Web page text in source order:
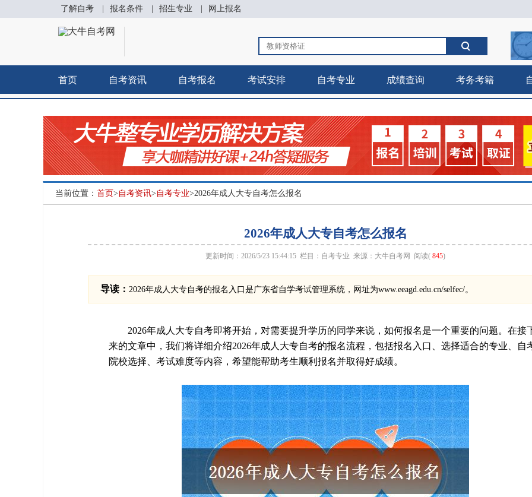
了解自考 报名条件 招生专业 网上报名
首页 自考资讯 自考报名 考试安排 自考专业 成绩查询 考务考籍
当前位置： 首页> 自考资讯> 自考专业>2026年成人大专自考怎么报名
2026年成人大专自考怎么报名
更新时间：2026/5/23 15:44:15 栏目： 自考专业 来源： 大牛自考网 阅读( 845)
导读： 2026年成人大专自考的报名入口是广东省自学考试管理系统，网址为www.eeagd.edu.cn/selfec/。
2026年成人大专自考即将开始，对需要提升学历的同学来说，如何报名是一个重要的问题。在接
来的文章中，我们将详细介绍2026年成人大专自考的报名流程，包括报名入口、选择适合的专业、自
院校选择、考试难度等内容，希望能帮助考生顺利报名并取得好成绩。